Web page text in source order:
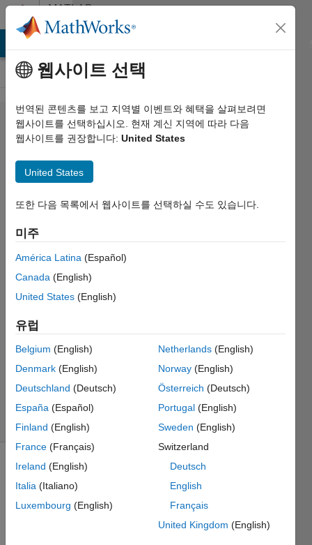
콘텐츠로 바로 가기
MATLAB
Answers
Function
with for
loop to
calculate
power
mean
2021 11월
16
답변
채택됨
11월 16
조회 수: 4
(30일)
웹사이트 선택
번역된 콘텐츠를 보고 지역별 이벤트와 혜택을 살펴보려면
웹사이트를 선택하십시오. 현재 계신 지역에 따라 다음
웹사이트를 권장합니다: United States
United States
또한 다음 목록에서 웹사이트를 선택하실 수도 있습니다.
미주
América Latina (Español)
Canada (English)
United States (English)
유럽
Belgium (English)
Denmark (English)
Deutschland (Deutsch)
España (Español)
Finland (English)
France (Français)
Ireland (English)
Italia (Italiano)
Luxembourg (English)
Netherlands(English)
Norway(English)
Österreich (Deutsch)
Portugal(English)
Sweden (English)
Switzerland
Deutsch
English
Français
United Kingdom (English)